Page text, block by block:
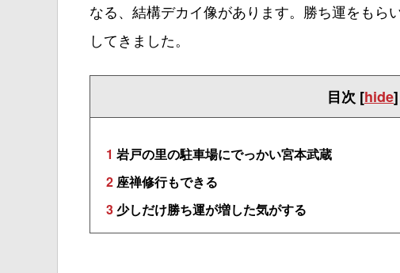
なる、結構デカイ像があります。勝ち運をもら
してきました。
目次 [hide]
1 岩戸の里の駐車場にでっかい宮本武蔵
2 座禅修行もできる
3少しだけ勝ち運が増した気がする